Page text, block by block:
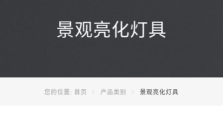
景观亮化灯具
您的位置:首页 产品类别 景观亮化灯具